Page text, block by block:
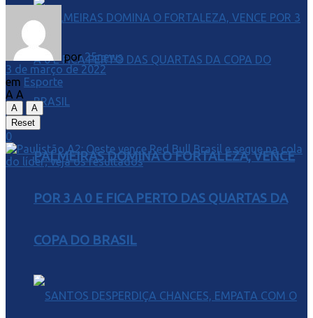
PALMEIRAS DOMINA O FORTALEZA, VENCE
POR 3 A 0 E FICA PERTO DAS QUARTAS DA
COPA DO BRASIL
por 25news
3 de março de 2022
em Esporte
A A
A
A
Reset
0